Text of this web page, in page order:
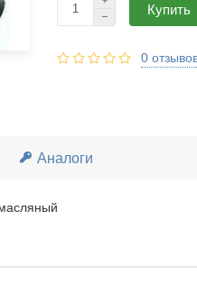
Купить
0
Аналоги